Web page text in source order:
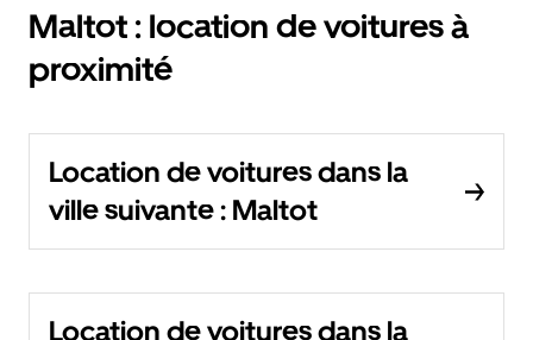
Maltot : location de voitures à
proximité
Location de voitures dans la
ville suivante : Maltot
Location de voitures dans la